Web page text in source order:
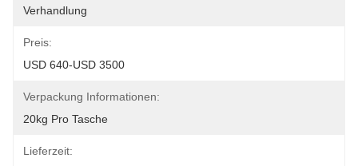
Verhandlung
Preis:
USD 640-USD 3500
Verpackung Informationen:
20kg Pro Tasche
Lieferzeit: